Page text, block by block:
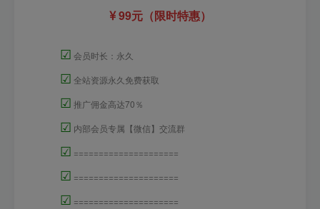
99元（限时特惠）
☑ 会员时长：永久
☑ 全站资源永久免费获取
☑ 推广佣金高达70％
☑ 内部会员专属【微信】交流群
☑ =====================
☑ =====================
☑ =====================